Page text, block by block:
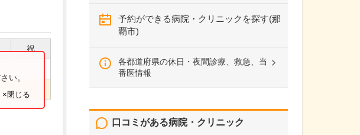
祝
い。
×閉じる
予約ができる病院・クリニックを探す(那
覇市)
各都道府県の休日・夜間診療、救急、当
番医情報
口コミがある病院・クリニック